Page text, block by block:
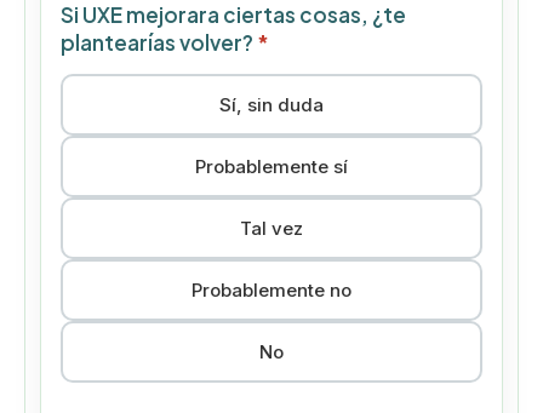
Si UXE mejorara ciertas cosas, ¿te
plantearías volver? *
Sí, sin duda
Probablemente sí
Tal vez
Probablemente no
No